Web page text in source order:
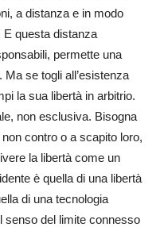
a distanza e in modo
E questa distanza
permette una
se togli all’esistenza
la sua libertà in arbitrio.
non esclusiva. Bisogna
contro o a scapito loro,
la libertà come un
è quella di una libertà
di una tecnologia
senso del limite connesso